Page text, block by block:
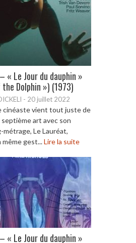
« Le Jour du dauphin »
Dolphin ») (1973)
- 20 juillet 2022
cinéaste vient tout juste de
art avec son
métrage, Le Lauréat,
même gest...Lire la suite
« Le Jour du dauphin »